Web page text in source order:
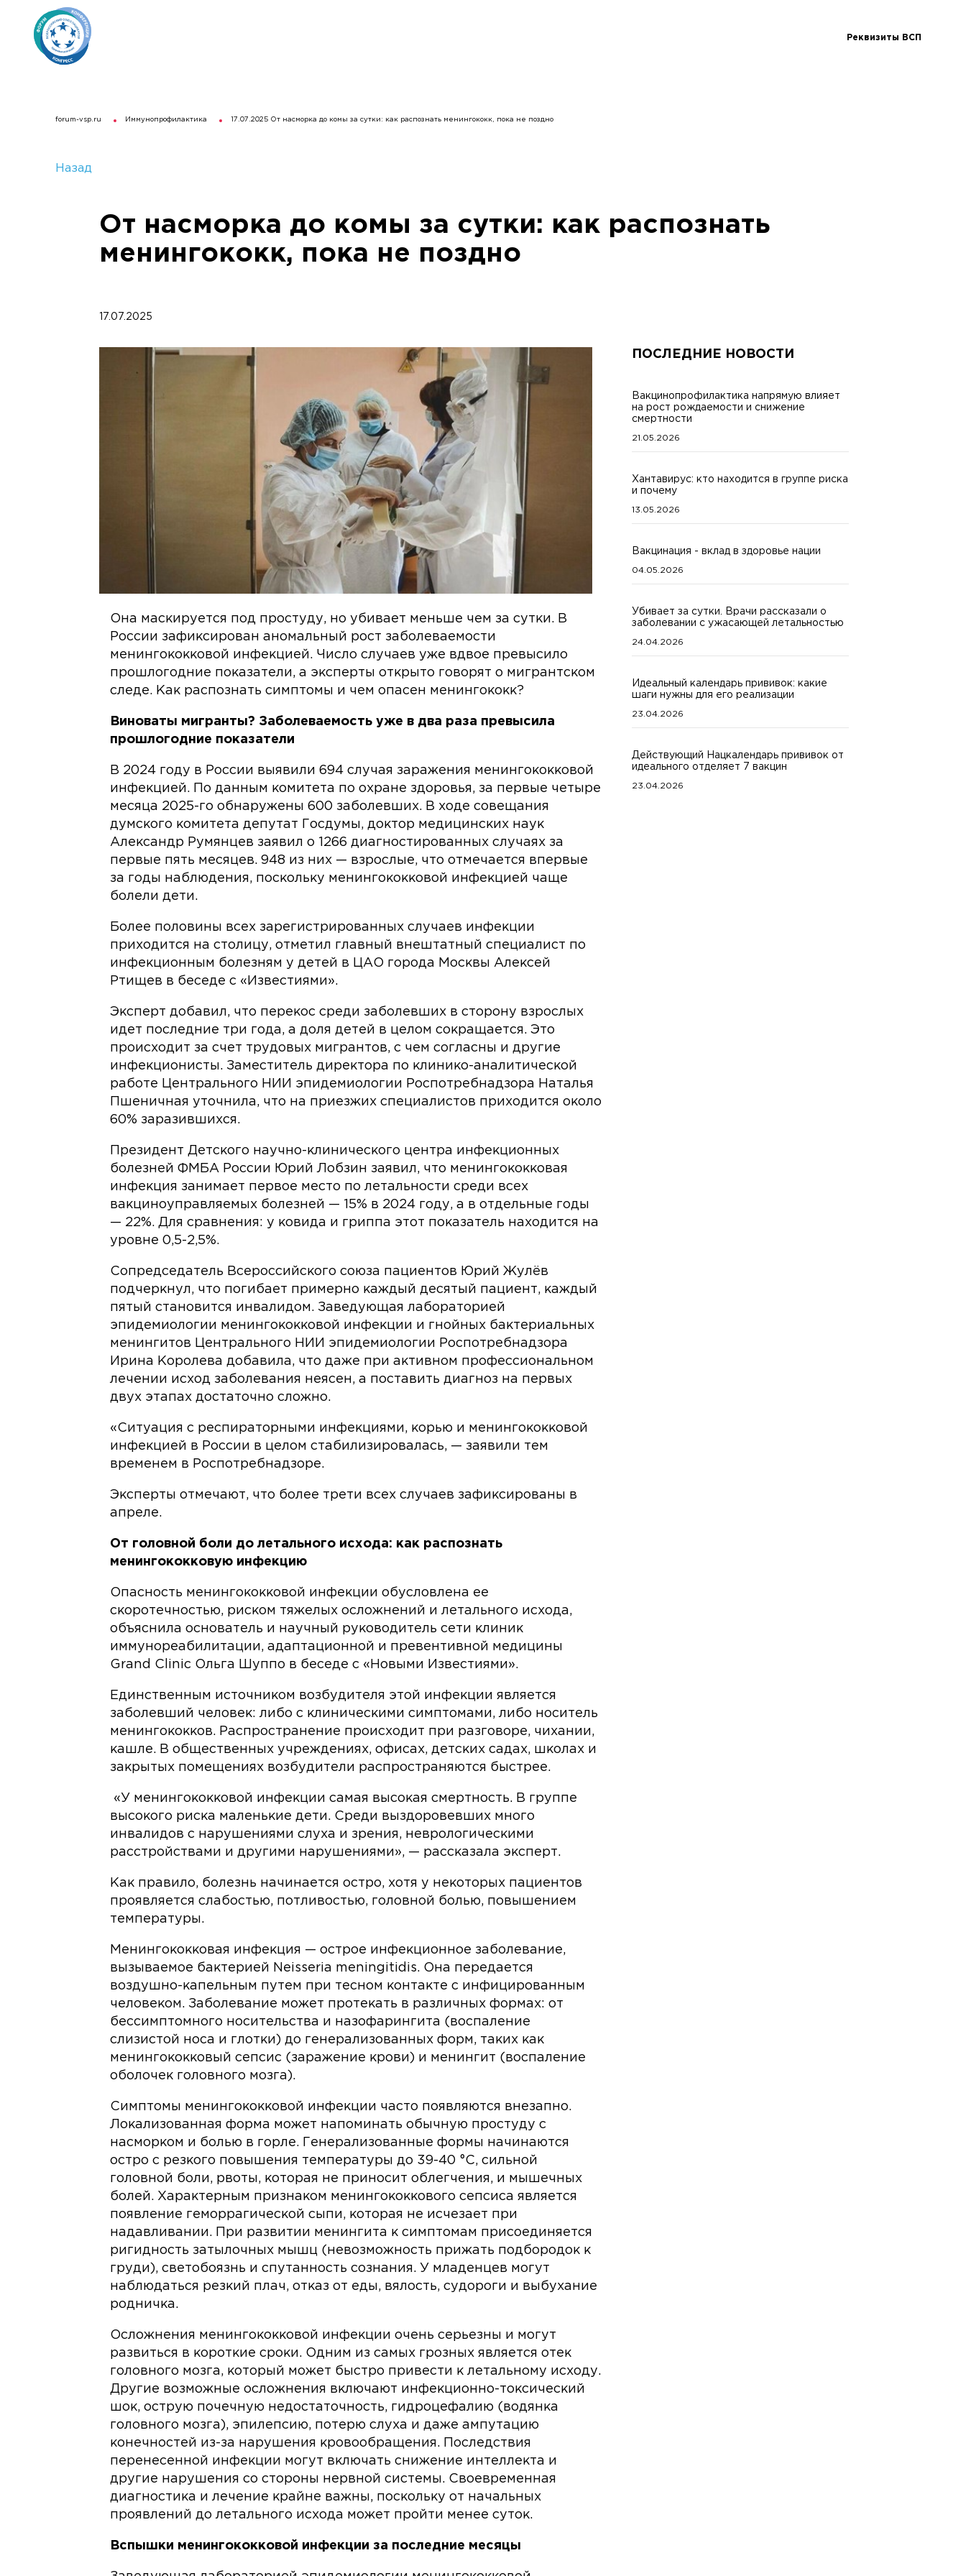
Реквизиты ВСП
forum-vsp.ru Иммунопрофилактика 17.07.2025 От насморка до комы за сутки: как распознать менингококк, пока не поздно
Назад
От насморка до комы за сутки: как распознать
менингококк, пока не поздно
17.07.2025
Она маскируется под простуду, но убивает меньше чем за сутки. В
России зафиксирован аномальный рост заболеваемости
менингококковой инфекцией. Число случаев уже вдвое превысило
прошлогодние показатели, а эксперты открыто говорят о мигрантском
следе. Как распознать симптомы и чем опасен менингококк?
Виноваты мигранты? Заболеваемость уже в два раза превысила
прошлогодние показатели
В 2024 году в России выявили 694 случая заражения менингококковой
инфекцией. По данным комитета по охране здоровья, за первые четыре
месяца 2025-го обнаружены 600 заболевших. В ходе совещания
думского комитета депутат Госдумы, доктор медицинских наук
Александр Румянцев заявил о 1266 диагностированных случаях за
первые пять месяцев. 948 из них — взрослые, что отмечается впервые
за годы наблюдения, поскольку менингококковой инфекцией чаще
болели дети.
Более половины всех зарегистрированных случаев инфекции
приходится на столицу, отметил главный внештатный специалист по
инфекционным болезням у детей в ЦАО города Москвы Алексей
Ртищев в беседе с «Известиями».
Эксперт добавил, что перекос среди заболевших в сторону взрослых
идет последние три года, а доля детей в целом сокращается. Это
происходит за счет трудовых мигрантов, с чем согласны и другие
инфекционисты. Заместитель директора по клинико-аналитической
работе Центрального НИИ эпидемиологии Роспотребнадзора Наталья
Пшеничная уточнила, что на приезжих специалистов приходится около
60% заразившихся.
Президент Детского научно-клинического центра инфекционных
болезней ФМБА России Юрий Лобзин заявил, что менингококковая
инфекция занимает первое место по летальности среди всех
вакциноуправляемых болезней — 15% в 2024 году, а в отдельные годы
— 22%. Для сравнения: у ковида и гриппа этот показатель находится на
уровне 0,5-2,5%.
Сопредседатель Всероссийского союза пациентов Юрий Жулёв
подчеркнул, что погибает примерно каждый десятый пациент, каждый
пятый становится инвалидом. Заведующая лабораторией
эпидемиологии менингококковой инфекции и гнойных бактериальных
менингитов Центрального НИИ эпидемиологии Роспотребнадзора
Ирина Королева добавила, что даже при активном профессиональном
лечении исход заболевания неясен, а поставить диагноз на первых
двух этапах достаточно сложно.
«Ситуация с респираторными инфекциями, корью и менингококковой
инфекцией в России в целом стабилизировалась, — заявили тем
временем в Роспотребнадзоре.
Эксперты отмечают, что более трети всех случаев зафиксированы в
апреле.
От головной боли до летального исхода: как распознать
менингококковую инфекцию
Опасность менингококковой инфекции обусловлена ее
скоротечностью, риском тяжелых осложнений и летального исхода,
объяснила основатель и научный руководитель сети клиник
иммунореабилитации, адаптационной и превентивной медицины
Grand Clinic Ольга Шуппо в беседе с «Новыми Известиями».
Единственным источником возбудителя этой инфекции является
заболевший человек: либо с клиническими симптомами, либо носитель
менингококков. Распространение происходит при разговоре, чихании,
кашле. В общественных учреждениях, офисах, детских садах, школах и
закрытых помещениях возбудители распространяются быстрее.
«У менингококковой инфекции самая высокая смертность. В группе
высокого риска маленькие дети. Среди выздоровевших много
инвалидов с нарушениями слуха и зрения, неврологическими
расстройствами и другими нарушениями», — рассказала эксперт.
Как правило, болезнь начинается остро, хотя у некоторых пациентов
проявляется слабостью, потливостью, головной болью, повышением
температуры.
Менингококковая инфекция — острое инфекционное заболевание,
вызываемое бактерией Neisseria meningitidis. Она передается
воздушно-капельным путем при тесном контакте с инфицированным
человеком. Заболевание может протекать в различных формах: от
бессимптомного носительства и назофарингита (воспаление
слизистой носа и глотки) до генерализованных форм, таких как
менингококковый сепсис (заражение крови) и менингит (воспаление
оболочек головного мозга).
Симптомы менингококковой инфекции часто появляются внезапно.
Локализованная форма может напоминать обычную простуду с
насморком и болью в горле. Генерализованные формы начинаются
остро с резкого повышения температуры до 39-40 °C, сильной
головной боли, рвоты, которая не приносит облегчения, и мышечных
болей. Характерным признаком менингококкового сепсиса является
появление геморрагической сыпи, которая не исчезает при
надавливании. При развитии менингита к симптомам присоединяется
ригидность затылочных мышц (невозможность прижать подбородок к
груди), светобоязнь и спутанность сознания. У младенцев могут
наблюдаться резкий плач, отказ от еды, вялость, судороги и выбухание
родничка.
Осложнения менингококковой инфекции очень серьезны и могут
развиться в короткие сроки. Одним из самых грозных является отек
головного мозга, который может быстро привести к летальному исходу.
Другие возможные осложнения включают инфекционно-токсический
шок, острую почечную недостаточность, гидроцефалию (водянка
головного мозга), эпилепсию, потерю слуха и даже ампутацию
конечностей из-за нарушения кровообращения. Последствия
перенесенной инфекции могут включать снижение интеллекта и
другие нарушения со стороны нервной системы. Своевременная
диагностика и лечение крайне важны, поскольку от начальных
проявлений до летального исхода может пройти менее суток.
Вспышки менингококковой инфекции за последние месяцы
ПОСЛЕДНИЕ НОВОСТИ
Вакцинопрофилактика напрямую влияет
на рост рождаемости и снижение
смертности
21.05.2026
Хантавирус: кто находится в группе риска
и почему
13.05.2026
Вакцинация - вклад в здоровье нации
04.05.2026
Убивает за сутки. Врачи рассказали о
заболевании с ужасающей летальностью
24.04.2026
Идеальный календарь прививок: какие
шаги нужны для его реализации
23.04.2026
Действующий Нацкалендарь прививок от
идеального отделяет 7 вакцин
23.04.2026